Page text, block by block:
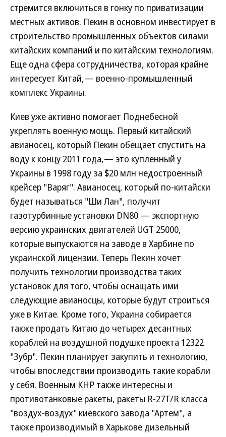
стремится включиться в гонку по приватизации
местных активов. Пекин в основном инвестирует в
строительство промышленных объектов силами
китайских компаний и по китайским технологиям.
Еще одна сфера сотрудничества, которая крайне
интересует Китай,— военно-промышленный
комплекс Украины.
Киев уже активно помогает Поднебесной
укреплять военную мощь. Первый китайский
авианосец, который Пекин обещает спустить на
воду к концу 2011 года,— это купленный у
Украины в 1998 году за $20 млн недостроенный
крейсер "Варяг". Авианосец, который по-китайски
будет называться "Ши Лан", получит
газотурбинные установки DN80 — экспортную
версию украинских двигателей UGT 25000,
которые выпускаются на заводе в Харбине по
украинской лицензии. Теперь Пекин хочет
получить технологии производства таких
установок для того, чтобы оснащать ими
следующие авианосцы, которые будут строиться
уже в Китае. Кроме того, Украина собирается
также продать Китаю до четырех десантных
кораблей на воздушной подушке проекта 12322
"Зубр". Пекин планирует закупить и технологию,
чтобы впоследствии производить такие корабли
у себя. Военным КНР также интересны и
противотанковые ракеты, ракеты R-27T/R класса
"воздух-воздух" киевского завода "Артем", а
также производимый в Харькове дизельный